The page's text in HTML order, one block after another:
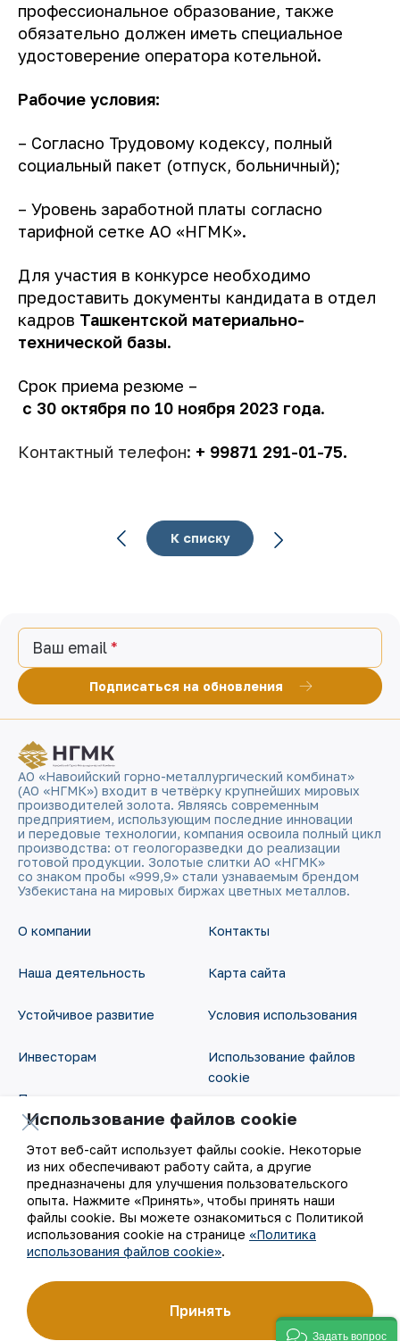
профессиональное образование, также
обязательно должен иметь специальное
удостоверение оператора котельной.
Рабочие условия:
– Согласно Трудовому кодексу, полный
социальный пакет (отпуск, больничный);
– Уровень заработной платы согласно
тарифной сетке АО «НГМК».
Для участия в конкурсе необходимо
предоставить документы кандидата в отдел
кадров Ташкентской материально-
технической базы.
Срок приема резюме –
с 30 октября по 10 ноября 2023 года.
Контактный телефон: + 99871 291-01-75.
К списку
Ваш email
Подписаться на обновления
АО «Навоийский горно-металлургический комбинат»
(АО «НГМК») входит в четвёрку крупнейших мировых
производителей золота. Являясь современным
предприятием, использующим последние инновации
и передовые технологии, компания освоила полный цикл
производства: от геологоразведки до реализации
готовой продукции. Золотые слитки АО «НГМК»
со знаком пробы «999,9» стали узнаваемым брендом
Узбекистана на мировых биржах цветных металлов.
О компании
Наша деятельность
Устойчивое развитие
Инвесторам
Пресс-центр
Цифровое правительство
Контакты
Карта сайта
Условия использования
Использование файлов
cookie
Открытые данные
RSS - лента
©
Использование файлов cookie
Этот веб-сайт использует файлы cookie. Некоторые
из них обеспечивают работу сайта, а другие
предназначены для улучшения пользовательского
опыта. Нажмите «Принять», чтобы принять наши
файлы cookie. Вы можете ознакомиться с Политикой
использования cookie на странице «Политика
использования файлов cookie».
Принять
Задать вопрос